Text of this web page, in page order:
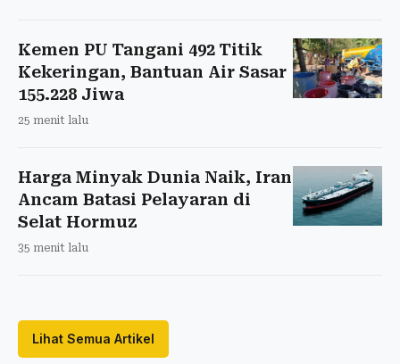
Kemen PU Tangani 492 Titik
Kekeringan, Bantuan Air Sasar
155.228 Jiwa
25 menit lalu
Harga Minyak Dunia Naik, Iran
Ancam Batasi Pelayaran di
Selat Hormuz
35 menit lalu
Lihat Semua Artikel